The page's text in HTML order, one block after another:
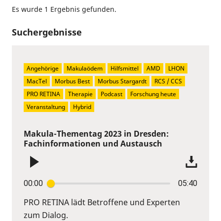
Es wurde 1 Ergebnis gefunden.
Suchergebnisse
Makula-Thementag 2023 in Dresden:
Fachinformationen und Austausch
00:00 05:40
PRO RETINA lädt Betroffene und Experten
zum Dialog.
Angehörige Makulaödem Hilfsmittel AMD
LHON
MacTel
Morbus Best Morbus Stargardt
RCS / CCS
PRO RETINA
Therapie Podcast
Forschung heute
Veranstaltung
Hybrid